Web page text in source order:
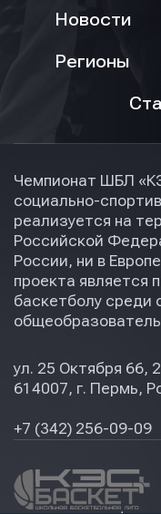
Новости
Регионы
Чемпионат ШБЛ
социально-
реализуется на
Российской
России, ни в
проекта является
баскетболу среди
ул. 25 Октября 66,
614007, г. Пермь,
+7 (342) 256-09-09